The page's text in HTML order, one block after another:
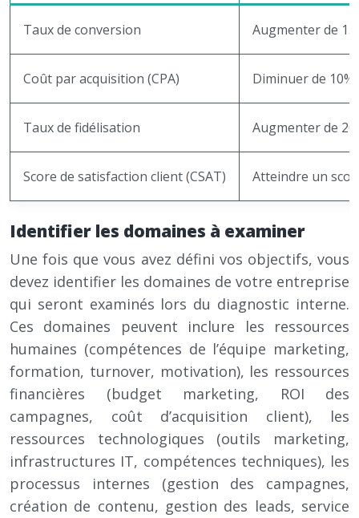
Taux de conversion Augmenter de
Coût par acquisition (CPA) Diminuer de 10%
Taux de fidélisation Augmenter de
Score de satisfaction client (CSAT) Atteindre un
Identifier les domaines à examiner
Une fois que vous avez défini vos objectifs, vous
devez identifier les domaines de votre entreprise
qui seront examinés lors du diagnostic interne.
Ces domaines peuvent inclure les ressources
humaines (compétences de l’équipe marketing,
formation, turnover, motivation), les ressources
financières (budget marketing, ROI des
campagnes, coût d’acquisition client), les
ressources technologiques (outils marketing,
infrastructures IT, compétences techniques), les
processus internes (gestion des campagnes,
création de contenu, gestion des leads, service